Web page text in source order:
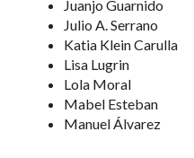
Juanjo Guarnido
Julio A. Serrano
Katia Klein Carulla
Lisa Lugrin
Lola Moral
Mabel Esteban
Manuel Álvarez